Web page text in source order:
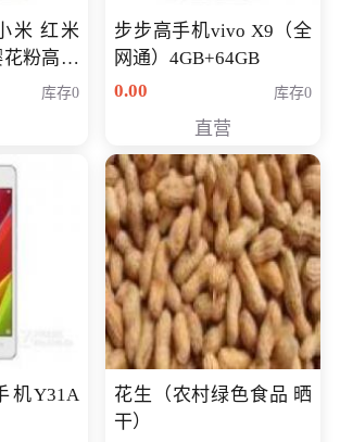
米 红米
粉高配
库存0
步步高手机vivo X9（全
网通）4GB+64GB
0.00
库存0
直营
机Y31A
花生（农村绿色食品 晒
干）